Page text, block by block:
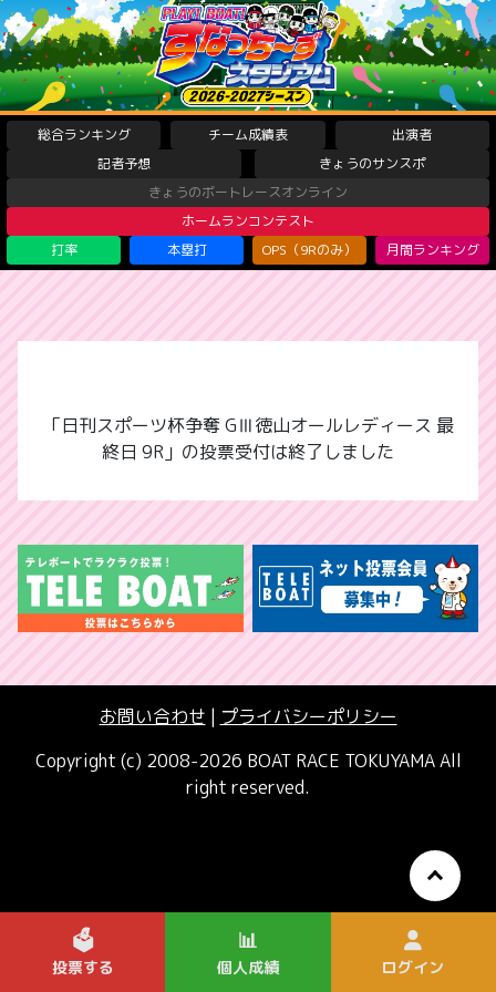
総合ランキング チーム成績表
出演者
記者予想
きょうのサンスポ
きょうのボートレースオンライン
ホームランコンテスト
打率
本塁打 OPS（9Rのみ） 月間ランキング
「日刊スポーツ杯争奪 GⅢ徳山オールレディース 最
終日 9R」の投票受付は終了しました
お問い合わせ | プライバシーポリシー
Copyright (c) 2008-2026 BOAT RACE TOKUYAMA All
right reserved.
🗳️
投票する
📊
個人成績 ログイン